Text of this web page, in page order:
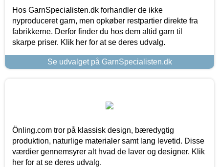
Hos GarnSpecialisten.dk forhandler de ikke
nyproduceret garn, men opkøber restpartier direkte fra
fabrikkerne. Derfor finder du hos dem altid garn til
skarpe priser. Klik her for at se deres udvalg.
Se udvalget på GarnSpecialisten.dk
Önling.com tror på klassisk design, bæredygtig
produktion, naturlige materialer samt lang levetid. Disse
værdier gennemsyrer alt hvad de laver og designer. Klik
her for at se deres udvalg.